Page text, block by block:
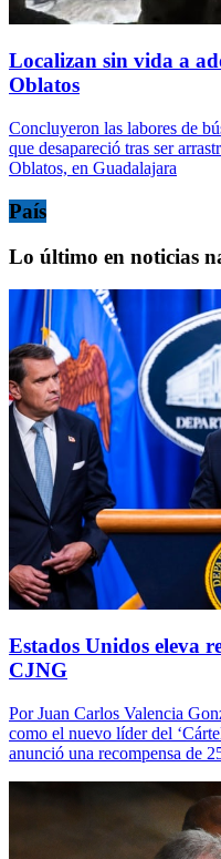
Localizan sin vida a
Oblatos
Concluyeron las labores de
que desapareció tras ser
Oblatos, en Guadalajara
País
Lo último en noticias
Estados Unidos eleva
CJNG
Por Juan Carlos Valencia
como el nuevo líder del
anunció una recompensa de